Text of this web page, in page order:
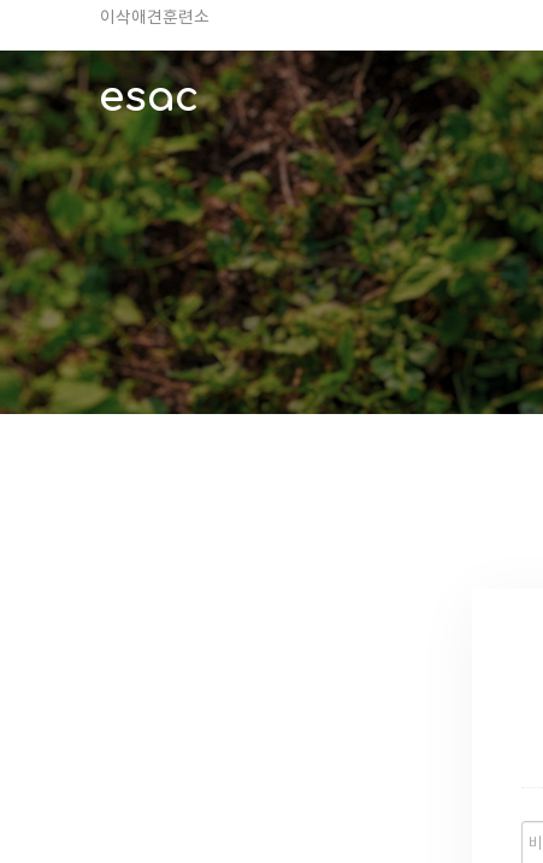
TV 동물농장 아저씨
안전하고 행복한 펫티켓 선도!
경기도 화성시 봉담읍 위치
이찬종, 이웅종 소장 소개
esac